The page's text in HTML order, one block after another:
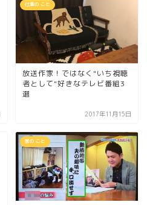
仕事の こと
放送作家！ではなく"いち視聴
者として"好きなテレビ番組3
選
2017年11月15日
家の こと